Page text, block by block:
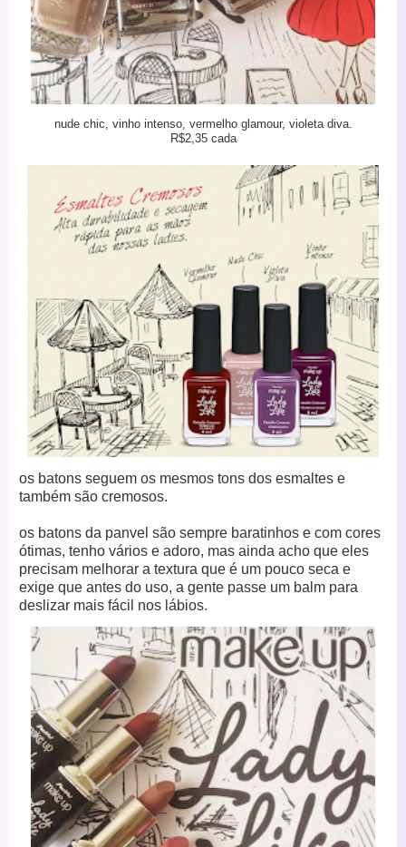
nude chic, vinho intenso, vermelho glamour, violeta diva.
R$2,35 cada
os batons seguem os mesmos tons dos esmaltes e
também são cremosos.
os batons da panvel são sempre baratinhos e com cores
ótimas, tenho vários e adoro, mas ainda acho que eles
precisam melhorar a textura que é um pouco seca e
exige que antes do uso, a gente passe um balm para
deslizar mais fácil nos lábios.